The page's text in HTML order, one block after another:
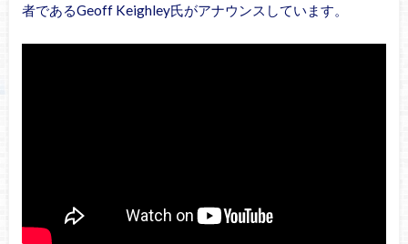
者であるGeoff Keighley氏がアナウンスしています。